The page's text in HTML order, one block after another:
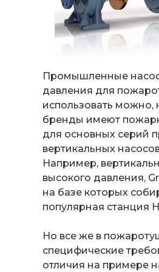
Промышленные
давления для
использовать можно,
бренды имеют
для основных серий
вертикальных
Например,
высокого давления,
на базе которых
популярная станция
Но все же в
специфические
отличия на примере